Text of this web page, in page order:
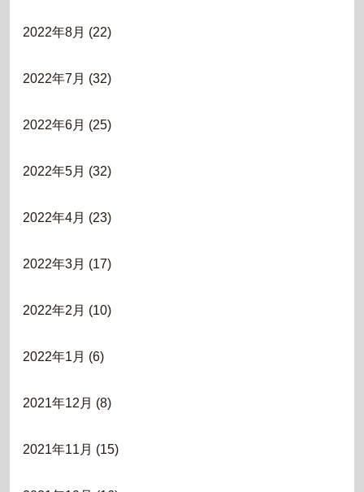
2022年8月 (22)
2022年7月 (32)
2022年6月 (25)
2022年5月 (32)
2022年4月 (23)
2022年3月 (17)
2022年2月 (10)
2022年1月 (6)
2021年12月 (8)
2021年11月 (15)